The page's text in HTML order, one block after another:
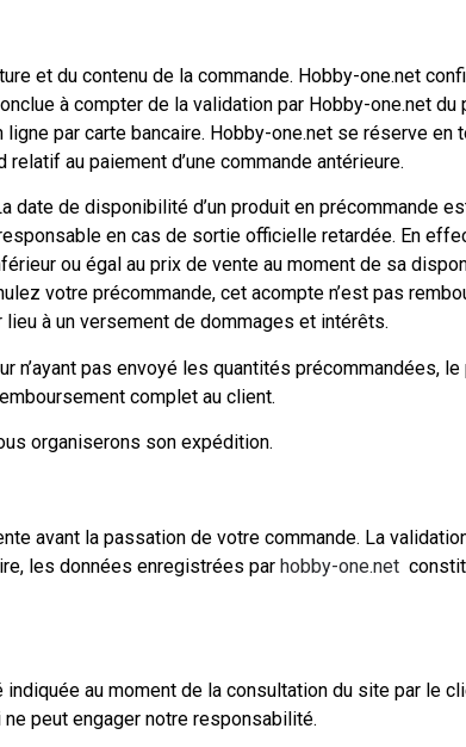
et du contenu de la commande. Hobby-one.net
à compter de la validation par Hobby-one.net du
par carte bancaire. Hobby-one.net se réserve en
au paiement d’une commande antérieure.
date de disponibilité d’un produit en précommande
en cas de sortie officielle retardée. En
ou égal au prix de vente au moment de sa
votre précommande, cet acompte n’est pas
lieu à un versement de dommages et intérêts.
pas envoyé les quantités précommandées,
complet au client.
organiserons son expédition.
avant la passation de votre commande. La
les données enregistrées parhobby-one.net
au moment de la consultation du site par le
peut engager notre responsabilité.